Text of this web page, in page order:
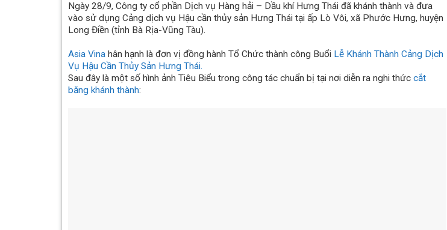
Ngày 28/9, Công ty cổ phần Dịch vụ Hàng hải – Dầu khí Hưng Thái đã khánh thành và đưa
vào sử dụng Cảng dịch vụ Hậu cần thủy sản Hưng Thái tại ấp Lò Vôi, xã Phước Hưng, huyện
Long Điền (tỉnh Bà Rịa-Vũng Tàu).
Asia Vina hân hạnh là đơn vị đồng hành Tổ Chức thành công Buổi Lễ Khánh Thành Cảng Dịch
Vụ Hậu Cần Thủy Sản Hưng Thái.
Sau đây là một số hình ảnh Tiêu Biểu trong công tác chuẩn bị tại nơi diễn ra nghi thức cắt
băng khánh thành: